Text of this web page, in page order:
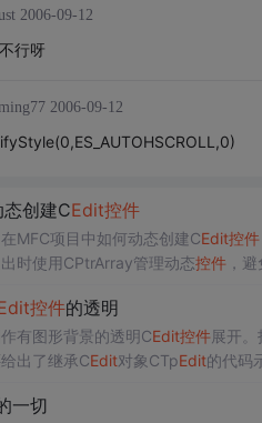
2006-09-12
行呀
2006-09-12
创建CEdit控件
MFC项目中如何动态创建CEdit控件
时使用CPtrArray管理动态控件，避
控件的透明
有图形背景的透明CEdit控件展开。
出了继承CEdit对象CTpEdit的代码
一切